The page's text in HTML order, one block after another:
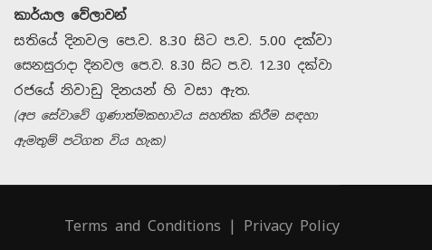
කාර්යාල වේලාවන්
සතියේ දිනවල පෙ.ව. 8.30 සිට ප.ව. 5.00 දක්වා
සෙනසුරාදා දිනවල පෙ.ව. 8.30 සිට ප.ව. 12.30 දක්වා
රජයේ නිවාඩු දිනයන් හි වසා ඇත.
(අප සේවාවේ ගුණාත්මකභාවය සහතික කිරීම සඳහා
ඇමතුම් පටිගත විය හැක)
Terms and Conditions | Privacy Policy
හිතවතී සමඟ සම්බන්ධ
වන්න